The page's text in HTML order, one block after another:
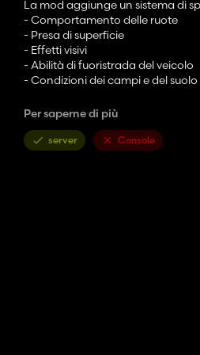
La mod aggiunge un sistema di
- Comportamento delle ruote
- Presa di superficie
- Effetti visivi
- Abilità di fuoristrada del veicolo
- Condizioni dei campi e del suolo
Ogni viaggio sotto la pioggia o
⚙️ Caratteristiche principali!!!
Per saperne di più
server Console